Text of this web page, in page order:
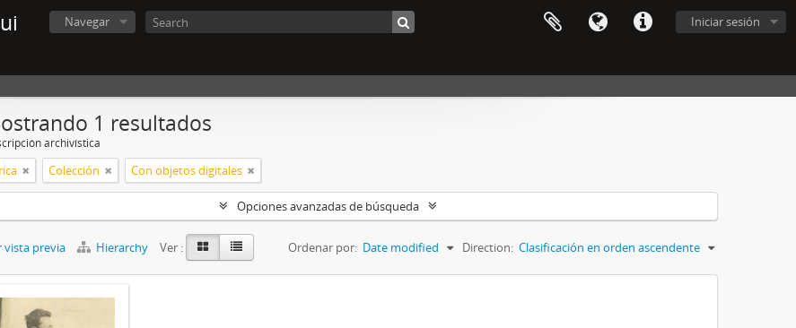
Iniciar sesión
Navegar
1 resultados
archivística
Colección Con objetos digitales
Opciones avanzadas de búsqueda
vista previa Hierarchy Ver : Ordenar por: Date modified Direction: Clasificación en orden ascendente